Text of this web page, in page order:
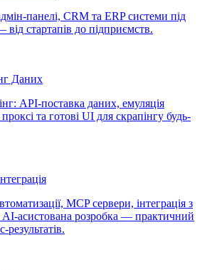
панелі, CRM та ERP системи під
стартапів до підприємств.
Даних
API-поставка даних, емуляція
та готові UI для скрапінгу будь-
MCP сервери, інтеграція з
AI-асистована розробка — практичний
результатів.